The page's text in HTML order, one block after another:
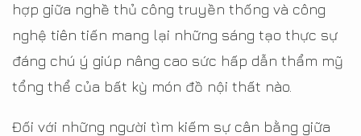
hợp giữa nghề thủ công truyền thống và công
nghệ tiên tiến mang lại những sáng tạo thực sự
đáng chú ý giúp nâng cao sức hấp dẫn thẩm mỹ
tổng thể của bất kỳ món đồ nội thất nào.
Đối với những người tìm kiếm sự cân bằng giữa